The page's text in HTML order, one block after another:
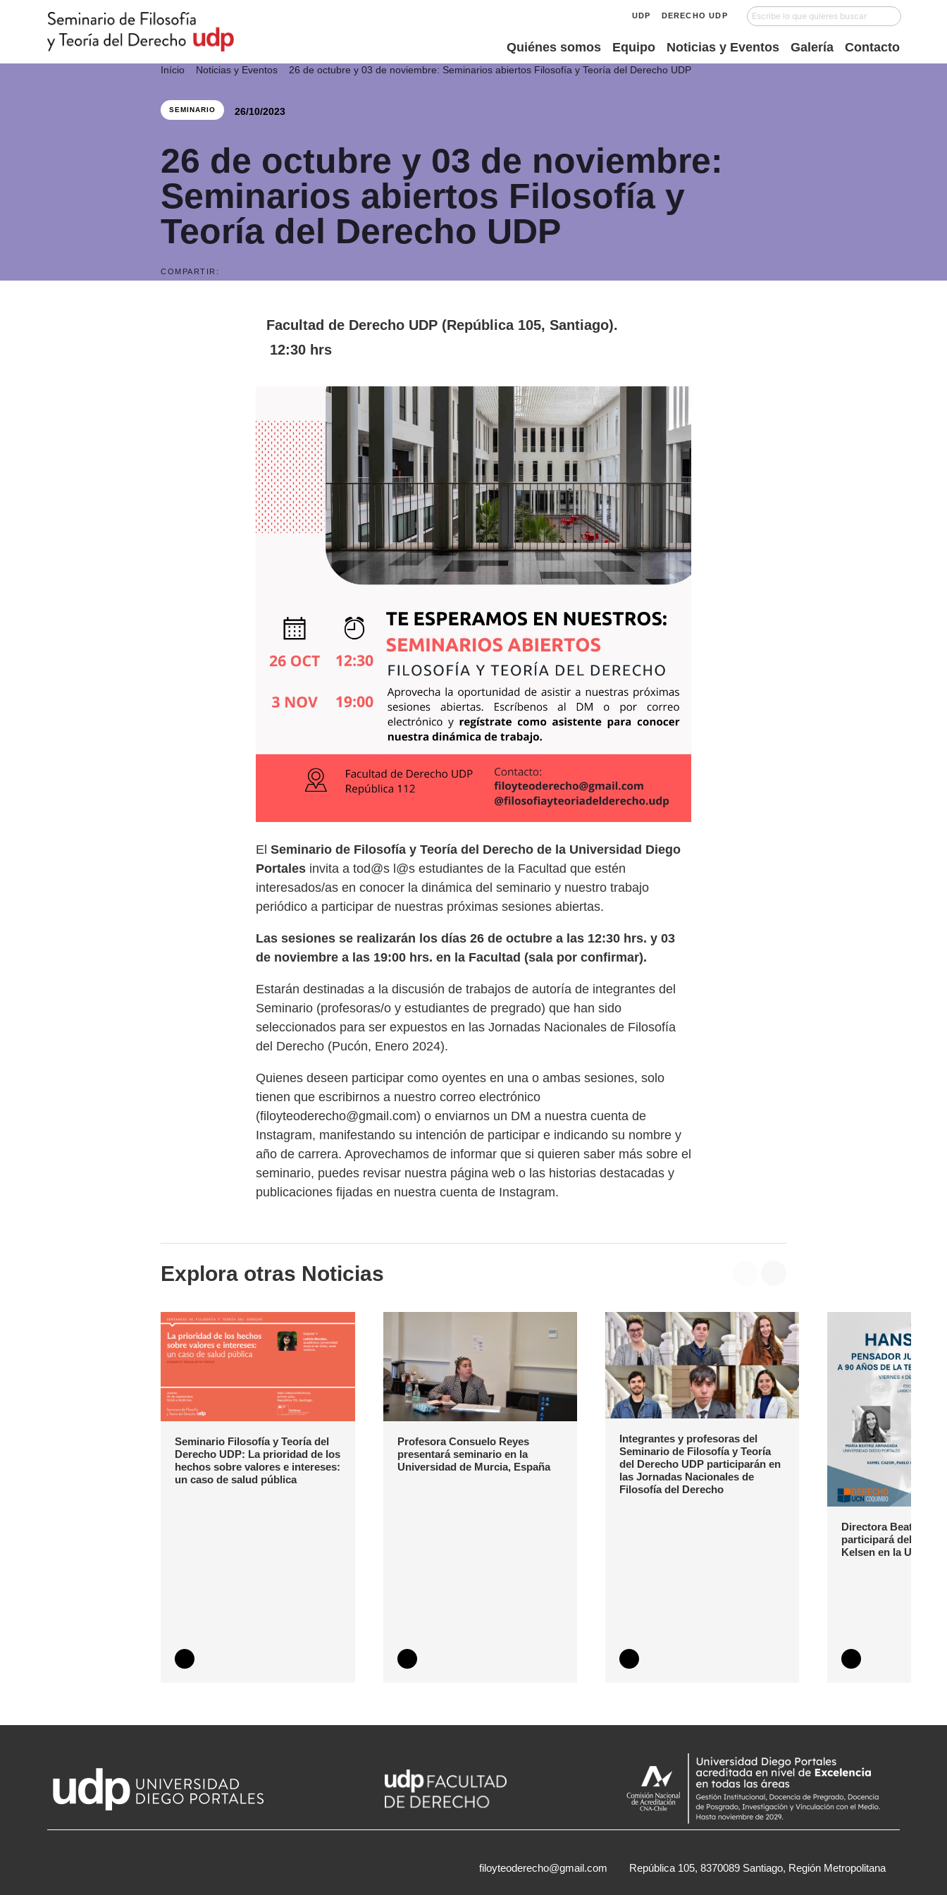
UDP DERECHO UDP
Quiénes somos Equipo Noticias y Eventos Galería Contacto
Início Noticias y Eventos 26 de octubre y 03 de noviembre: Seminarios abiertos Filosofía y Teoría del Derecho UDP
SEMINARIO 26/10/2023
26 de octubre y 03 de noviembre:
Seminarios abiertos Filosofía y
Teoría del Derecho UDP
COMPARTIR:
Facultad de Derecho UDP (República 105, Santiago).
12:30 hrs
El Seminario de Filosofía y Teoría del Derecho de la Universidad Diego
Portalesinvita a tod@s l@s estudiantes de la Facultad que estén
interesados/as en conocer la dinámica del seminario y nuestro trabajo
periódico a participar de nuestras próximas sesiones abiertas.
Las sesiones se realizarán los días 26 de octubre a las 12:30 hrs. y 03
de noviembre a las 19:00 hrs. en la Facultad (sala por confirmar).
Estarán destinadas a la discusión de trabajos de autoría de integrantes del
Seminario (profesoras/o y estudiantes de pregrado) que han sido
seleccionados para ser expuestos en las Jornadas Nacionales de Filosofía
del Derecho (Pucón, Enero 2024).
Quienes deseen participar como oyentes en una o ambas sesiones, solo
tienen que escribirnos a nuestro correo electrónico
(filoyteoderecho@gmail.com) o enviarnos un DM a nuestra cuenta de
Instagram, manifestando su intención de participar e indicando su nombre y
año de carrera. Aprovechamos de informar que si quieren saber más sobre el
seminario, puedes revisar nuestra página web o las historias destacadas y
publicaciones fijadas en nuestra cuenta de Instagram.
Explora otras Noticias
Seminario Filosofía y Teoría del
Derecho UDP: La prioridad de los
hechos sobre valores e intereses:
un caso de salud pública
Profesora Consuelo Reyes
presentará seminario en la
Universidad de Murcia, España
Integrantes y profesoras del
Seminario de Filosofía y Teoría
del Derecho UDP participarán en
las Jornadas Nacionales de
Filosofía del Derecho
Directora Beatriz
participará del
Kelsen en la UCN
filoyteoderecho@gmail.com República 105, 8370089 Santiago, Región Metropolitana